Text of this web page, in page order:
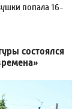
попала 16-
состоялся